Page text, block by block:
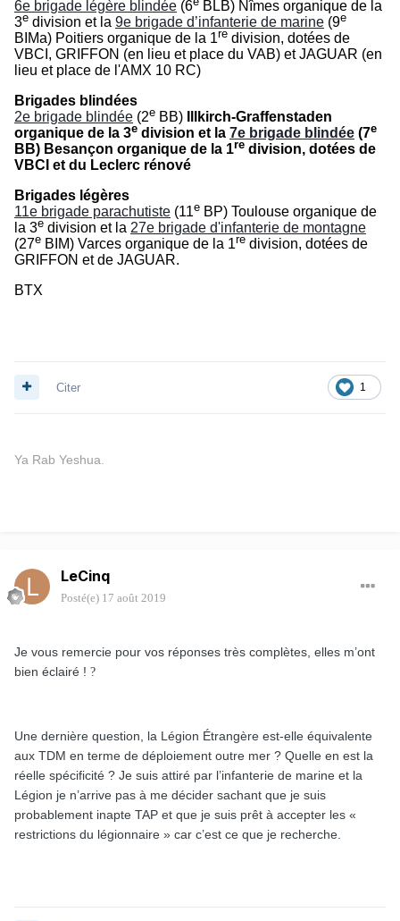
6e brigade légère blindée (6
BLB) Nîmes organique de la
3e division et la 9e brigade d’infanterie de marine (9e
BIMa) Poitiers organique de la 1re division, dotées de
VBCI, GRIFFON (en lieu et place du VAB) et JAGUAR (en
lieu et place de l'AMX 10 RC)
Brigades blindées
2e brigade blindée (2e BB)
Illkirch-Graffenstaden
organique de la 3e division et la 7e brigade blindée (7e
BB) Besançon organique de la 1re division, dotées de
VBCI et du Leclerc rénové
Brigades légères
11e brigade parachutiste (11e BP) Toulouse organique de
la 3e division et la 27e brigade d'infanterie de montagne
(27e BIM) Varces organique de la 1re division, dotées de
GRIFFON et de JAGUAR.
BTX
1
Citer
Ya Rab Yeshua.
LeCinq
Posté(e) 17 août 2019
Je vous remercie pour vos réponses très complètes, elles m’ont
bien éclairé ! ?
Une dernière question, la Légion Étrangère est-elle équivalente
aux TDM en terme de déploiement outre mer ? Quelle en est la
réelle spécificité ? Je suis attiré par l’infanterie de marine et la
Légion je n’arrive pas à me décider sachant que je suis
probablement inapte TAP et que je suis prêt à accepter les «
restrictions du légionnaire » car c’est ce que je recherche.